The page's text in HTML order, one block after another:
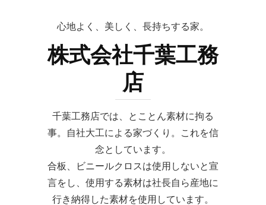
心地よく、美しく、長持ちする家。
株式会社千葉工務
店
千葉工務店では、とことん素材に拘る
事。自社大工による家づくり。これを信
念としています。
合板、ビニールクロスは使用しないと宣
言をし、使用する素材は社長自ら産地に
行き納得した素材を使用しています。